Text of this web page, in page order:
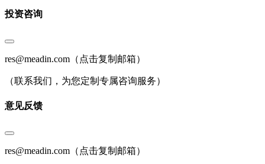
投资咨询
res@meadin.com （点击复制邮箱）
（联系我们，为您定制专属咨询服务）
意见反馈
res@meadin.com （点击复制邮箱）